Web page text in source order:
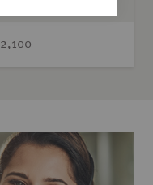
2,100